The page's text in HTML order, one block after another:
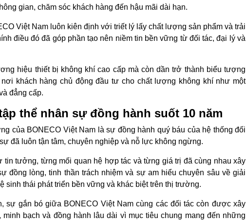
gian, chăm sóc khách hàng đến hậu mãi dài hạn.
Việt Nam luôn kiên định với triết lý lấy chất lượng sản phẩm và trải
điều đó đã góp phần tạo nên niềm tin bền vững từ đối tác, đại lý và
hiệu thiết bị không khí cao cấp mà còn dần trở thành biểu tượng
khách hàng chủ động đầu tư cho chất lượng không khí như một
đẳng cấp.
thể nhân sự đồng hành suốt 10 năm
của BONECO Việt Nam là sự đồng hành quý báu của hệ thống đối
đã luôn tận tâm, chuyên nghiệp và nỗ lực không ngừng.
tin tưởng, từng mối quan hệ hợp tác và từng giá trị đã cùng nhau xây
đồng lòng, tinh thần trách nhiệm và sự am hiểu chuyên sâu về giải
sinh thái phát triển bền vững và khác biệt trên thị trường.
sự gắn bó giữa BONECO Việt Nam cùng các đối tác còn được xây
bạch và đồng hành lâu dài vì mục tiêu chung mang đến những